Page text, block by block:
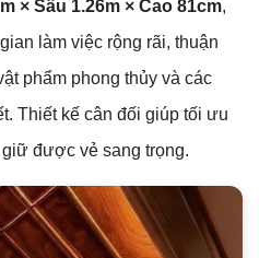
× Sâu 1.26m × Cao 81cm,
làm việc rộng rãi, thuận
phẩm phong thủy và các
Thiết kế cân đối giúp tối ưu
được vẻ sang trọng.